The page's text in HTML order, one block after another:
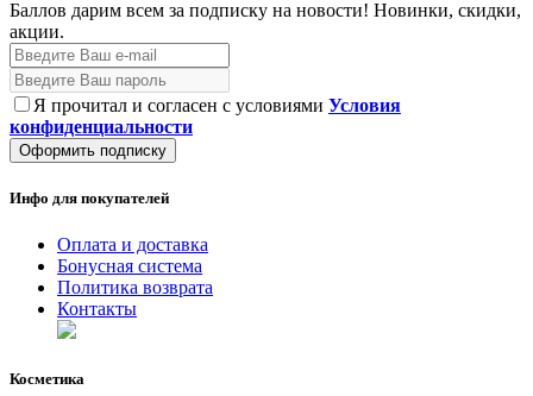
Баллов дарим всем за подписку на новости! Новинки, скидки,
акции.
Я прочитал и согласен с условиями Условия
конфиденциальности
Оформить подписку
Инфо для покупателей
Оплата и доставка
Бонусная система
Политика возврата
Контакты
Косметика